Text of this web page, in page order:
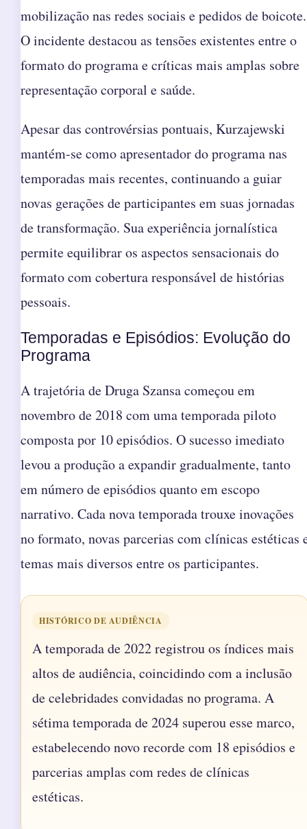
mobilização nas redes sociais e pedidos de boicote.
O incidente destacou as tensões existentes entre o
formato do programa e críticas mais amplas sobre
representação corporal e saúde.
Apesar das controvérsias pontuais, Kurzajewski
mantém-se como apresentador do programa nas
temporadas mais recentes, continuando a guiar
novas gerações de participantes em suas jornadas
de transformação. Sua experiência jornalística
permite equilibrar os aspectos sensacionais do
formato com cobertura responsável de histórias
pessoais.
Temporadas e Episódios: Evolução do
Programa
A trajetória de Druga Szansa começou em
novembro de 2018 com uma temporada piloto
composta por 10 episódios. O sucesso imediato
levou a produção a expandir gradualmente, tanto
em número de episódios quanto em escopo
narrativo. Cada nova temporada trouxe inovações
no formato, novas parcerias com clínicas estéticas
temas mais diversos entre os participantes.
HISTÓRICO DE AUDIÊNCIA
A temporada de 2022 registrou os índices mais
altos de audiência, coincidindo com a inclusão
de celebridades convidadas no programa. A
sétima temporada de 2024 superou esse marco,
estabelecendo novo recorde com 18 episódios e
parcerias amplas com redes de clínicas
estéticas.